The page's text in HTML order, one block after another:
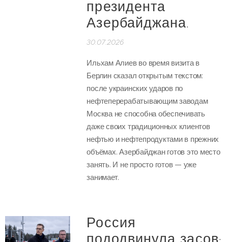
президента
Азербайджана.
30.07.2026
Ильхам Алиев во время визита в
Берлин сказал открытым текстом:
после украинских ударов по
нефтеперерабатывающим заводам
Москва не способна обеспечивать
даже своих традиционных клиентов
нефтью и нефтепродуктами в прежних
объёмах. Азербайджан готов это место
занять. И не просто готов — уже
занимает.
Россия